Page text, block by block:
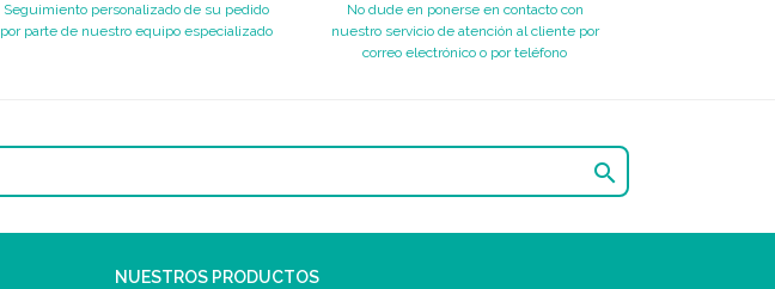
Seguimiento personalizado de su pedido
por parte de nuestro equipo especializado
No dude en ponerse en contacto con
nuestro servicio de atención al cliente por
correo electrónico o por teléfono

NUESTROS PRODUCTOS